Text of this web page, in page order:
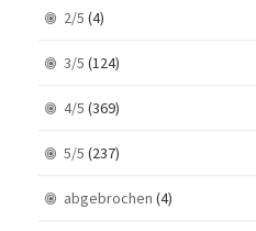
2/5 (4)
3/5 (124)
4/5 (369)
5/5 (237)
abgebrochen (4)